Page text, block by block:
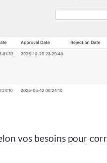
vos besoins pour